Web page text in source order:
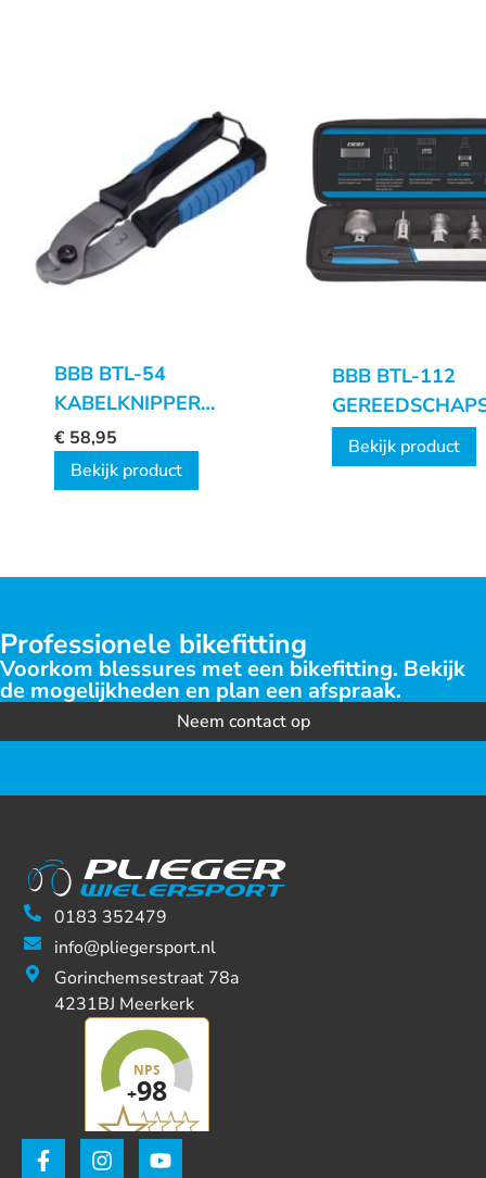
BBB BTL-54
KABELKNIPPER
PROFICUT
€ 58,95
Bekijk product
BBB BTL-112
DRIVESET
Bekijk product
Professionele bikefitting
Voorkom blessures met een bikefitting. Bekijk
de mogelijkheden en plan een afspraak.
Neem contact op
0183 352479
info@pliegersport.nl
Gorinchemsestraat 78a
4231BJ Meerkerk